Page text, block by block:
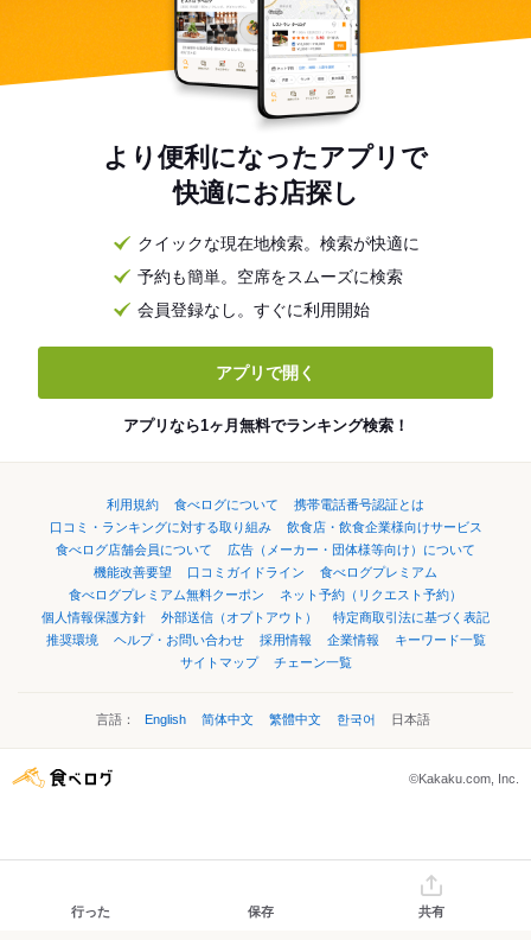
より便利になったアプリで
快適にお店探し
クイックな現在地検索。検索が快適に
予約も簡単。空席をスムーズに検索
会員登録なし。すぐに利用開始
アプリで開く
アプリなら1ヶ月無料でランキング検索！
利用規約 食べログについて
携帯電話番号認証とは
口コミ・ランキングに対する取り組み
飲食店・飲食企業様向けサービス
食べログ店舗会員について
広告（メーカー・団体様等向け）について
機能改善要望
口コミガイドライン
食べログプレミアム
食べログプレミアム無料クーポン
ネット予約（リクエスト予約）
個人情報保護方針
外部送信（オプトアウト）
特定商取引法に基づく表記
推奨環境
ヘルプ・お問い合わせ 採用情報 企業情報
キーワード一覧
サイトマップ
チェーン一覧
言語： English 简体中文 繁體中文 한국어 日本語
©Kakaku.com, Inc.
行った 保存 共有